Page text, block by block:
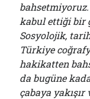
kabul ettiği bir
Sosyolojik,
Türkiye
hakikatten
da bugüne
çabaya yakışır